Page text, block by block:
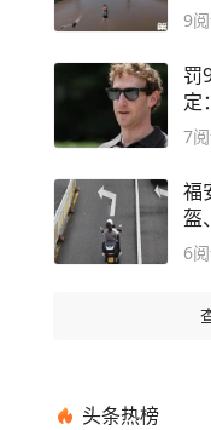
9
罚
定
危
7
福
盔
堆
6
头条热榜